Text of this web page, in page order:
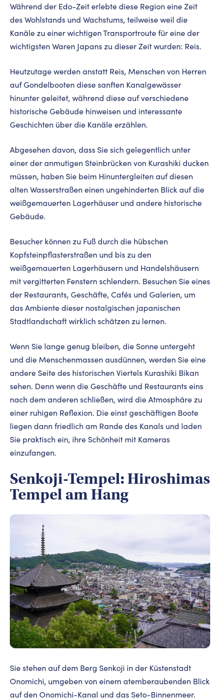
Während der Edo-Zeit erlebte diese Region eine Zeit
des Wohlstands und Wachstums, teilweise weil die
Kanäle zu einer wichtigen Transportroute für eine der
wichtigsten Waren Japans zu dieser Zeit wurden: Reis.
Heutzutage werden anstatt Reis, Menschen von Herren
auf Gondelbooten diese sanften Kanalgewässer
hinunter geleitet, während diese auf verschiedene
historische Gebäude hinweisen und interessante
Geschichten über die Kanäle erzählen.
Abgesehen davon, dass Sie sich gelegentlich unter
einer der anmutigen Steinbrücken von Kurashiki ducken
müssen, haben Sie beim Hinuntergleiten auf diesen
alten Wasserstraßen einen ungehinderten Blick auf die
weißgemauerten Lagerhäuser und andere historische
Gebäude.
Besucher können zu Fuß durch die hübschen
Kopfsteinpflasterstraßen und bis zu den
weißgemauerten Lagerhäusern und Handelshäusern
mit vergitterten Fenstern schlendern. Besuchen Sie eines
der Restaurants, Geschäfte, Cafés und Galerien, um
das Ambiente dieser nostalgischen japanischen
Stadtlandschaft wirklich schätzen zu lernen.
Wenn Sie lange genug bleiben, die Sonne untergeht
und die Menschenmassen ausdünnen, werden Sie eine
andere Seite des historischen Viertels Kurashiki Bikan
sehen. Denn wenn die Geschäfte und Restaurants eins
nach dem anderen schließen, wird die Atmosphäre zu
einer ruhigen Reflexion. Die einst geschäftigen Boote
liegen dann friedlich am Rande des Kanals und laden
Sie praktisch ein, ihre Schönheit mit Kameras
einzufangen.
Senkoji-Tempel: Hiroshimas
Tempel am Hang
Sie stehen auf dem Berg Senkoji in der Küstenstadt
Onomichi, umgeben von einem atemberaubenden Blick
auf den Onomichi-Kanal und das Seto-Binnenmeer.